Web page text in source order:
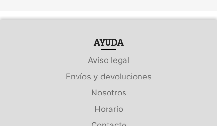
AYUDA
Aviso legal
Envíos y devoluciones
Nosotros
Horario